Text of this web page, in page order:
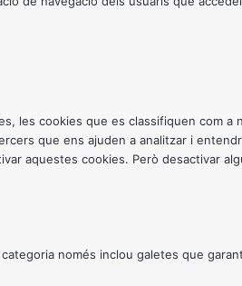
cookies que es classifiquen com a
que ens ajuden a analitzar i
aquestes cookies. Però desactivar
només inclou galetes que